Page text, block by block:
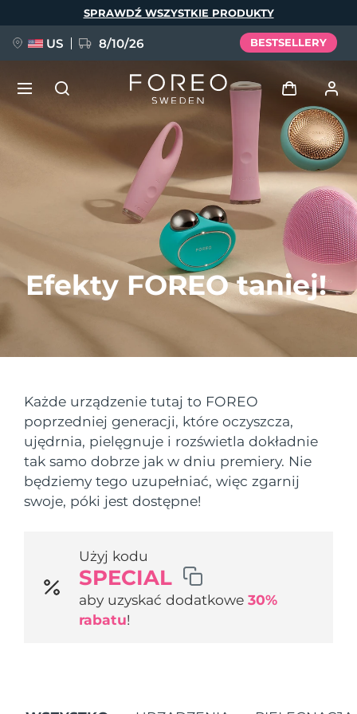
Efekty FOREO taniej!
Każde urządzenie tutaj to FOREO
poprzedniej generacji, które oczyszcza,
ujędrnia, pielęgnuje i rozświetla dokładnie
tak samo dobrze jak w dniu premiery. Nie
będziemy tego uzupełniać, więc zgarnij
swoje, póki jest dostępne!
Użyj kodu
SPECIAL
aby uzyskać dodatkowe30%
rabatu!
SPRAWDŹ WSZYSTKIE PRODUKTY
US 8/10/26 BESTSELLERY
Zaloguj
Profil użytkownika
Moje urządzenia
Moje zamówienia
Moje adresy
Moje subskrypcje
NOWOŚĆ
FAQ™ Pure Beauty-Tech Elixir
BREAKING NEWS
FAQ™ Dual LED Panel
POPULARNY
Specjalne oferty Bestsellery
Język
Deutsch
Español
Italiano
Português
Polski
Svenska
Русский
繁體中文
Kraj dostawy
Stany Zjednoczone
Oczekiwany czas dostawy
Wielka Brytania
Oczekiwany czas dostawy
8/9/26
Hiszpania
Oczekiwany czas dostawy
Australia
Oczekiwany czas dostawy